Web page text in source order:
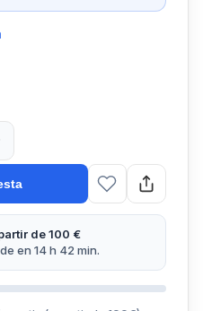
de 100 €
en 14 h 42 min.